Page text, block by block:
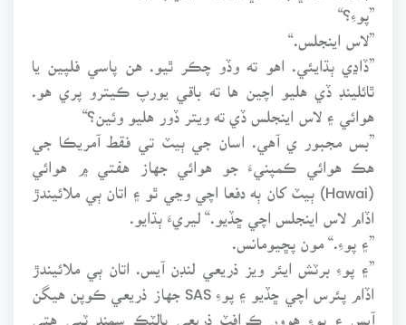
”پوءِ؟“
”لاس اينجلس.“
”ڏاڍي ٻڌايئي. اهو ته وڏو چڪر ٿيو. هن پاسي فلپين يا
ٿائلينڊ ڏي هليو اچين ها ته باقي يورپ ڪيترو پري هو.
هوائي ۽ لاس اينجلس ڏي ته ويتر ڏور هليو وئين؟“
”بس مجبور ي آهي. اسان جي ٻيٽ تي فقط آمريڪا جي
هڪ هوائي ڪمپنيءَ جو هوائي جهاز هفتي ۾ هوائي
(Hawai) ٻيٽ کان ٻه دفعا اچي وڃي ٿو ۽ اتان ٻي ملائيندڙ
اڏام لاس اينجلس اچي ڇڏيو.“ ليريءَ ٻڌايو.
”۽ پوءِ.“ مون پڇيومانس.
”۽ پوءِ برٽش ايئر ويز ذريعي لنڊن آيس. اتان ٻي ملائيندڙ
اڏام پئرس اچي ڇڏيو ۽ پوءِ SAS جهاز ذريعي ڪوپن هيگن
آيس ۽ پوءِ هوور ڪرافٽ ذريعي بالٽڪ سمنڊ ٽپي هتي